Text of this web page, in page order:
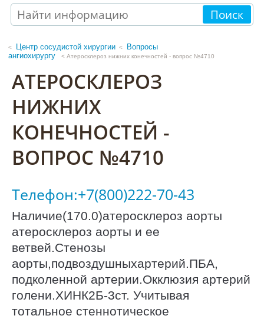
Поиск
Центр сосудистой хирургии <
Вопросы
ангиохирургу
< Атеросклероз нижних конечностей - вопрос №4710
АТЕРОСКЛЕРОЗ
НИЖНИХ
КОНЕЧНОСТЕЙ -
ВОПРОС №4710
Телефон:+7(800)222-70-43
Наличие(170.0)атеросклероз аорты
атеросклероз аорты и ее
ветвей.Стенозы
аорты,подвоздушныхартерий.ПБА,
подколенной артерии.Окклюзия артерий
голени.ХИНК2Б-3ст. Учитывая
тотальное стеннотическое